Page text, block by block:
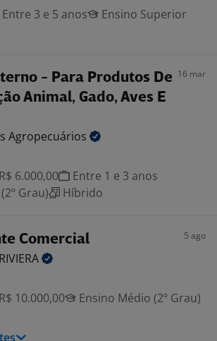
Entre 3 e 5 anos
Ensino Superior
- Para Produtos De
Animal, Gado, Aves E
16 mar
Agropecuários
6.000,00
Entre 1 e 3 anos
Grau)
Híbrido
Comercial 5 ago
10.000,00
Ensino Médio (2º Grau)